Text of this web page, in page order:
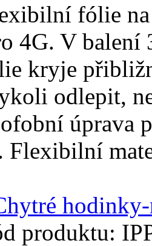
fólie
4G. V balení
kryje
odlepit,
úprava
Flexibilní
produktu: